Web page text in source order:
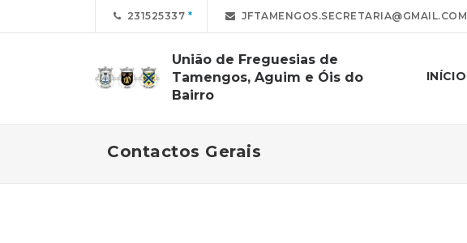
231525337 JFTAMENGOS.SECRETARIA@GMAIL.COM
União de Freguesias de
Tamengos, Aguim e Óis do
Bairro
INÍCIO
Contactos Gerais